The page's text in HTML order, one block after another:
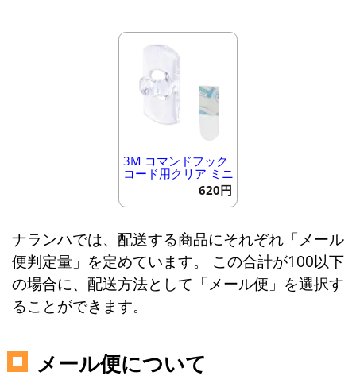
3M コマンドフック
コード用クリア ミニ
620円
ナランハでは、配送する商品にそれぞれ「メール
便判定量」を定めています。 この合計が100以下
の場合に、配送方法として「メール便」を選択す
ることができます。
メール便について